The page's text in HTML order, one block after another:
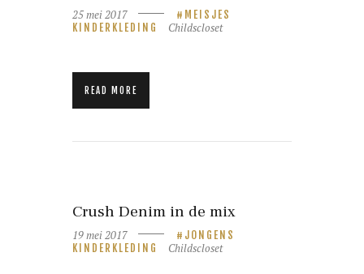
25 mei 2017
MEISJES
KINDERKLEDING
Childscloset
READ MORE
Crush Denim in de mix
19 mei 2017
JONGENS
KINDERKLEDING
Childscloset